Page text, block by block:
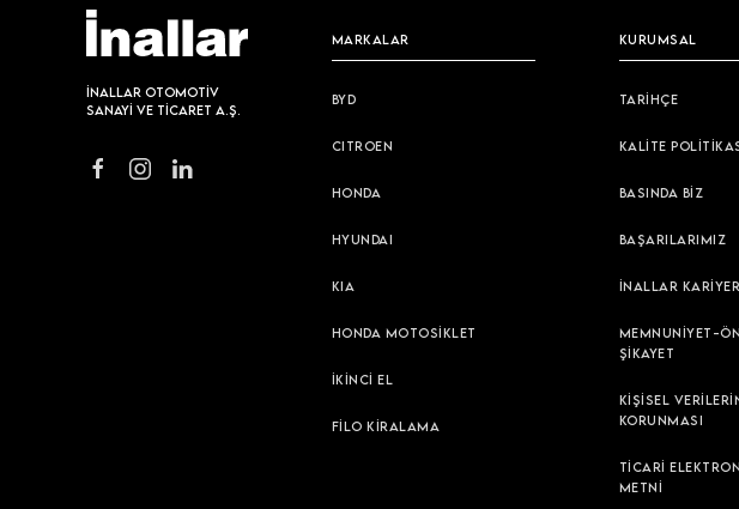
İNALLAR OTOMOTİV
SANAYİ VE TİCARET A.Ş.
MARKALAR
BYD
CITROEN
HONDA
HYUNDAI
KIA
HONDA MOTOSİKLET
İKİNCİ EL
FİLO KİRALAMA
KURUMSAL
TARİHÇE
KALİTE
BASINDA BİZ
BAŞARILARIMIZ
İNALLAR KARİYER
MEMNUNİYET-
ŞİKAYET
KİŞİSEL
KORUNMASI
TİCARİ
METNİ